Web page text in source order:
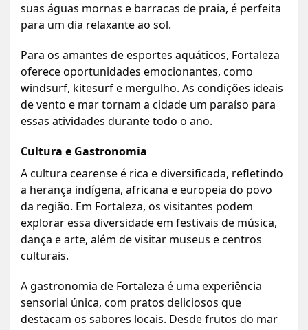
suas águas mornas e barracas de praia, é perfeita
para um dia relaxante ao sol.
Para os amantes de esportes aquáticos, Fortaleza
oferece oportunidades emocionantes, como
windsurf, kitesurf e mergulho. As condições ideais
de vento e mar tornam a cidade um paraíso para
essas atividades durante todo o ano.
Cultura e Gastronomia
A cultura cearense é rica e diversificada, refletindo
a herança indígena, africana e europeia do povo
da região. Em Fortaleza, os visitantes podem
explorar essa diversidade em festivais de música,
dança e arte, além de visitar museus e centros
culturais.
A gastronomia de Fortaleza é uma experiência
sensorial única, com pratos deliciosos que
destacam os sabores locais. Desde frutos do mar